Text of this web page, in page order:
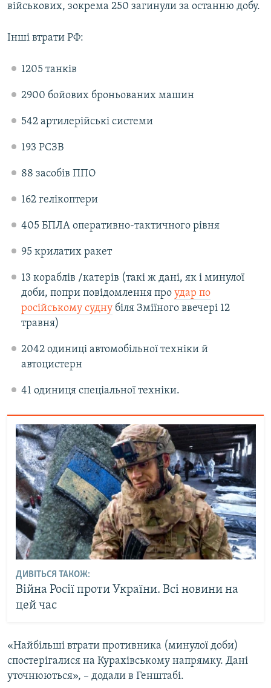
Усі сайти RFE/RL
військових, зокрема 250 загинули за останню добу.
Інші втрати РФ:
1205 танків
2900 бойових броньованих машин
542 артилерійські системи
193 РСЗВ
88 засобів ППО
162 гелікоптери
405 БПЛА оперативно-тактичного рівня
95 крилатих ракет
13 кораблів /катерів (такі ж дані, як і минулої
доби, попри повідомлення про удар по
російському суднубіля Зміїного ввечері 12
травня)
2042 одиниці автомобільної техніки й
автоцистерн
41 одиниця спеціальної техніки.
ДИВІТЬСЯ ТАКОЖ:
Війна Росії проти України. Всі новини на
цей час
«Найбільші втрати противника (минулої доби)
спостерігалися на Курахівському напрямку. Дані
уточнюються», – додали в Генштабі.